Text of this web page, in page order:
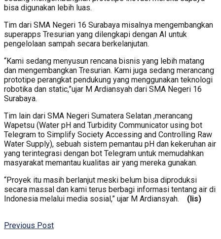
bisa digunakan lebih luas.
Tim dari SMA Negeri 16 Surabaya misalnya mengembangkan
superapps Tresurian yang dilengkapi dengan AI untuk
pengelolaan sampah secara berkelanjutan.
“Kami sedang menyusun rencana bisnis yang lebih matang
dan mengembangkan Tresurian. Kami juga sedang merancang
prototipe perangkat pendukung yang menggunakan teknologi
robotika dan static,”ujar M Ardiansyah dari SMA Negeri 16
Surabaya.
Tim lain dari SMA Negeri Sumatera Selatan ,merancang
Wapetsu (Water pH and Turbidity Communicator using bot
Telegram to Simplify Society Accessing and Controlling Raw
Water Supply), sebuah sistem pemantau pH dan kekeruhan air
yang terintegrasi dengan bot Telegram untuk memudahkan
masyarakat memantau kualitas air yang mereka gunakan.
“Proyek itu masih berlanjut meski belum bisa diproduksi
secara massal dan kami terus berbagi informasi tentang air di
Indonesia melalui media sosial,” ujar M Ardiansyah. (lis)
Previous Post